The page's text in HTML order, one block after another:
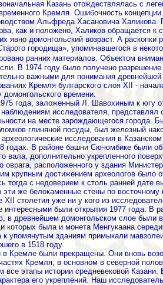
Казань отождествлялась с
Кремля. Ошибочность
Альфреда Хасановича
как и положено, Халиков
домонгольский возраст. А
городища», упоминавшегося в
ранних материалов. Объектом
В 1974 году было получено
важными для понимания древнейшей
Кремля булгарского слоя XII -
домонгольского времени.
года, заложенный Л. Шавохиным к югу
исследователя, представлял
на месте зарождающегося города.
глиняной посуды, был железный
археологические исследования в
годах. В районе башни Сю-юмбике были
вала, дополнительно укрепленного
оврага, расположенного у здания
крупным достижением археологов было
тогда с недоверием к столь ранней
эти же белокаменные стены по
XII столетия уже ни у кого из
интересными были открытия 1977 года.
в древнейшем домонгольском слое были
которых была и монета Менгукаана
упомянутым зданиям примыкали
в 1518 году.
в Кремле были прекращены. Они вновь
Кремля, в основном в северной
этапы истории средневековой
его укреплений. Наш